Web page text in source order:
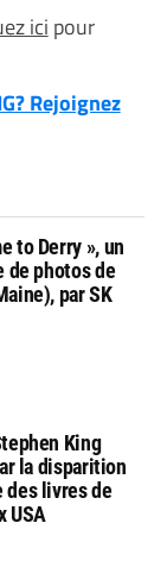
ici pour
Rejoignez
to Derry », un
de photos de
par SK
King
la disparition
des livres de
USA